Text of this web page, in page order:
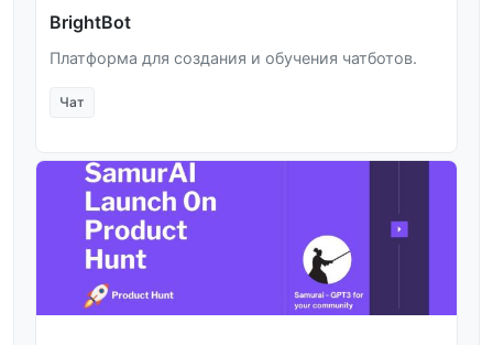
BrightBot
Платформа для создания и обучения чатботов.
Чат